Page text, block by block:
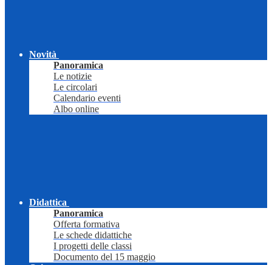
Novità
Panoramica
Le notizie
Le circolari
Calendario eventi
Albo online
Didattica
Panoramica
Offerta formativa
Le schede didattiche
I progetti delle classi
Documento del 15 maggio